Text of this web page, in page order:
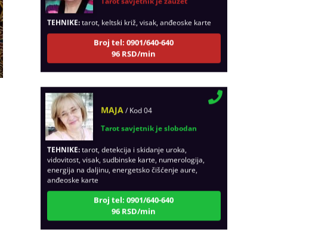
TEHNIKE: tarot, keltski križ, visak, anđeoske karte
Broj tel: 0901/640-640
96 RSD/min
Tarot savjetnik je slobodan
TEHNIKE:tarot, detekcija i skidanje uroka,
vidovitost, visak, sudbinske karte, numerologija,
energija na daljinu, energetsko čišćenje aure,
anđeoske karte
Broj tel: 0901/640-640
96 RSD/min